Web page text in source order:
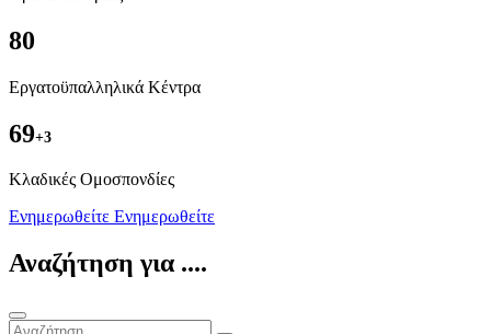
80
Εργατοϋπαλληλικά Κέντρα
69+3
Kλαδικές Ομοσπονδίες
Ενημερωθείτε Ενημερωθείτε
Αναζήτηση για ....